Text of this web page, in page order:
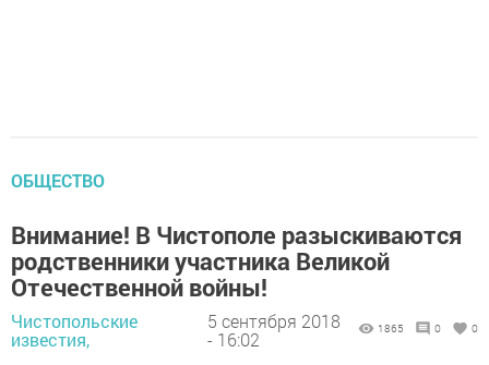
ОБЩЕСТВО
Внимание! В Чистополе разыскиваются
родственники участника Великой
Отечественной войны!
Чистопольские
известия,
5 сентября 2018
- 16:02
1865 0 0